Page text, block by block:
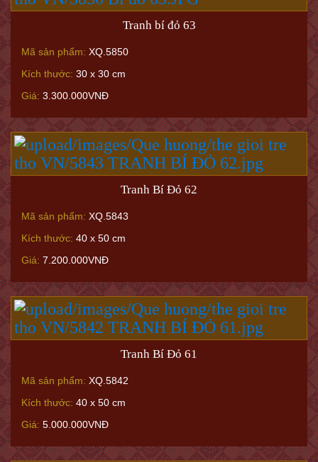
Tranh bí đỏ 63
Mã sản phẩm: XQ.5850
Kích thước: 30 x 30 cm
Giá: 3.300.000VNĐ
Tranh Bí Đỏ 62
Mã sản phẩm: XQ.5843
Kích thước: 40 x 50 cm
Giá: 7.200.000VNĐ
Tranh Bí Đỏ 61
Mã sản phẩm: XQ.5842
Kích thước: 40 x 50 cm
Giá: 5.000.000VNĐ